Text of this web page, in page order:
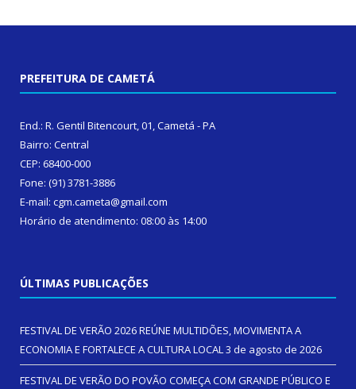
PREFEITURA DE CAMETÁ
End.: R. Gentil Bitencourt, 01, Cametá - PA
Bairro: Central
CEP: 68400-000
Fone: (91) 3781-3886
E-mail: cgm.cameta@gmail.com
Horário de atendimento: 08:00 às 14:00
ÚLTIMAS PUBLICAÇÕES
FESTIVAL DE VERÃO 2026 REÚNE MULTIDÕES, MOVIMENTA A
ECONOMIA E FORTALECE A CULTURA LOCAL3 de agosto de 2026
FESTIVAL DE VERÃO DO POVÃO COMEÇA COM GRANDE PÚBLICO E